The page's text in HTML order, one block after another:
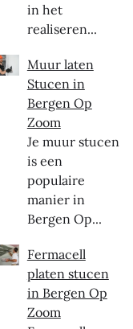
in het
realiseren...
Muur laten
Stucen in
Bergen Op
Zoom
Je muur stucen
is een
populaire
manier in
Bergen Op...
Fermacell
platen stucen
in Bergen Op
Zoom